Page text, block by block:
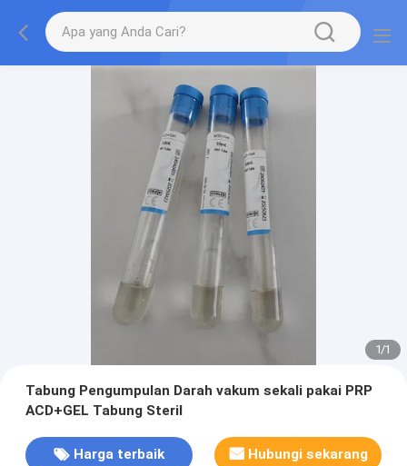
1/1
Tabung Pengumpulan Darah vakum sekali pakai PRP
ACD+GEL Tabung Steril
Harga terbaik Hubungi sekarang